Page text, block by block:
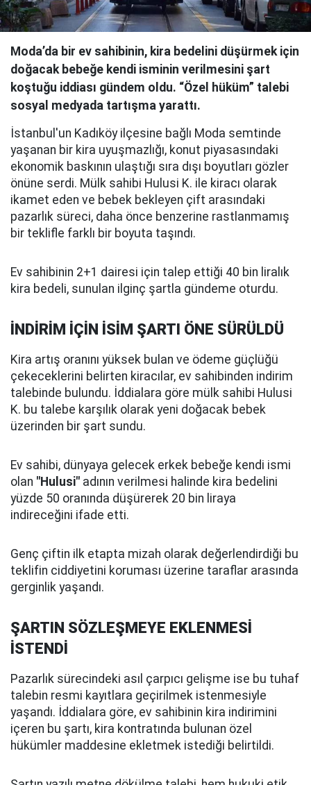
Moda’da bir ev sahibinin, kira bedelini düşürmek için
doğacak bebeğe kendi isminin verilmesini şart
koştuğu iddiası gündem oldu. “Özel hüküm” talebi
sosyal medyada tartışma yarattı.
İstanbul'un Kadıköy ilçesine bağlı Moda semtinde
yaşanan bir kira uyuşmazlığı, konut piyasasındaki
ekonomik baskının ulaştığı sıra dışı boyutları gözler
önüne serdi. Mülk sahibi Hulusi K. ile kiracı olarak
ikamet eden ve bebek bekleyen çift arasındaki
pazarlık süreci, daha önce benzerine rastlanmamış
bir teklifle farklı bir boyuta taşındı.
Ev sahibinin 2+1 dairesi için talep ettiği 40 bin liralık
kira bedeli, sunulan ilginç şartla gündeme oturdu.
İNDİRİM İÇİN İSİM ŞARTI ÖNE SÜRÜLDÜ
Kira artış oranını yüksek bulan ve ödeme güçlüğü
çekeceklerini belirten kiracılar, ev sahibinden indirim
talebinde bulundu. İddialara göre mülk sahibi Hulusi
K. bu talebe karşılık olarak yeni doğacak bebek
üzerinden bir şart sundu.
Ev sahibi, dünyaya gelecek erkek bebeğe kendi ismi
olan "Hulusi" adının verilmesi halinde kira bedelini
yüzde 50 oranında düşürerek 20 bin liraya
indireceğini ifade etti.
Genç çiftin ilk etapta mizah olarak değerlendirdiği bu
teklifin ciddiyetini koruması üzerine taraflar arasında
gerginlik yaşandı.
ŞARTIN SÖZLEŞMEYE EKLENMESİ
İSTENDİ
Pazarlık sürecindeki asıl çarpıcı gelişme ise bu tuhaf
talebin resmi kayıtlara geçirilmek istenmesiyle
yaşandı. İddialara göre, ev sahibinin kira indirimini
içeren bu şartı, kira kontratında bulunan özel
hükümler maddesine ekletmek istediği belirtildi.